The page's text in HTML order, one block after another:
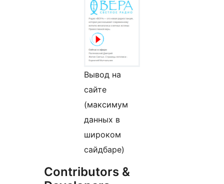
Вывод на
сайте
(максимум
данных в
широком
сайдбаре)
Contributors &